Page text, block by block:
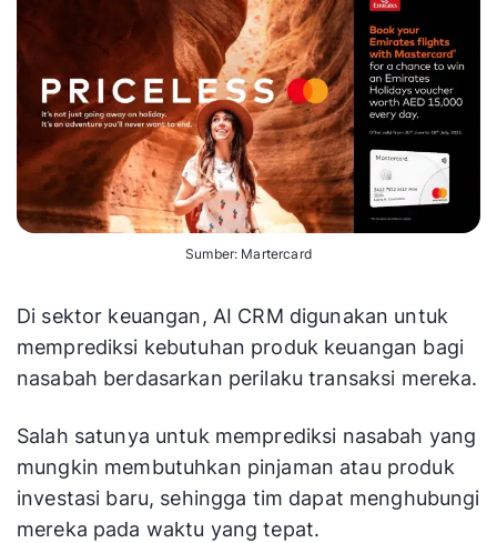
Sumber: Martercard
Di sektor keuangan, AI CRM digunakan untuk
memprediksi kebutuhan produk keuangan bagi
nasabah berdasarkan perilaku transaksi mereka.
Salah satunya untuk memprediksi nasabah yang
mungkin membutuhkan pinjaman atau produk
investasi baru, sehingga tim dapat menghubungi
mereka pada waktu yang tepat.